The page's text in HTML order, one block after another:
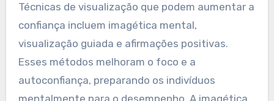
Técnicas de visualização que podem aumentar a
confiança incluem imagética mental,
visualização guiada e afirmações positivas.
Esses métodos melhoram o foco e a
autoconfiança, preparando os indivíduos